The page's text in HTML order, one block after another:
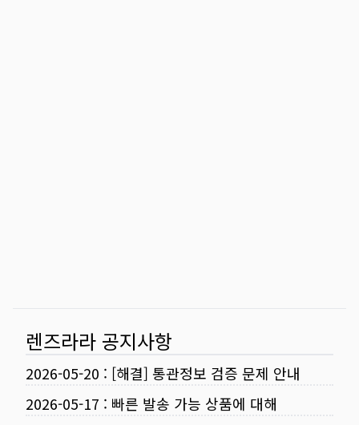
렌즈라라 공지사항
2026-05-20 : [해결] 통관정보 검증 문제 안내
2026-05-17 : 빠른 발송 가능 상품에 대해